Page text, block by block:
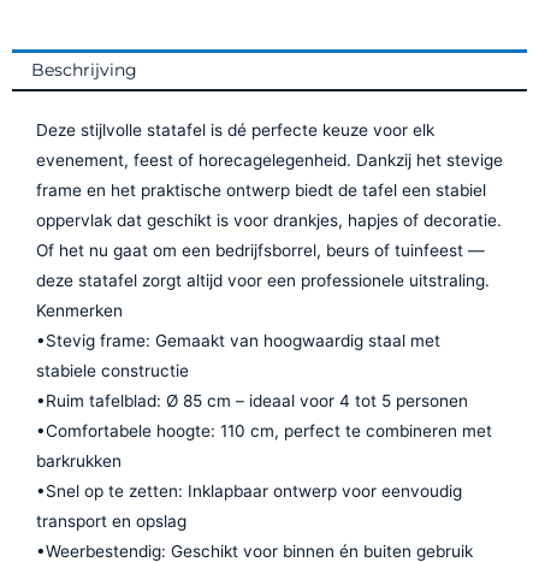
Beschrijving
Deze stijlvolle statafel is dé perfecte keuze voor elk
evenement, feest of horecagelegenheid. Dankzij het stevige
frame en het praktische ontwerp biedt de tafel een stabiel
oppervlak dat geschikt is voor drankjes, hapjes of decoratie.
Of het nu gaat om een bedrijfsborrel, beurs of tuinfeest —
deze statafel zorgt altijd voor een professionele uitstraling.
Kenmerken
•Stevig frame: Gemaakt van hoogwaardig staal met
stabiele constructie
•Ruim tafelblad: Ø 85 cm – ideaal voor 4 tot 5 personen
•Comfortabele hoogte: 110 cm, perfect te combineren met
barkrukken
•Snel op te zetten: Inklapbaar ontwerp voor eenvoudig
transport en opslag
•Weerbestendig: Geschikt voor binnen én buiten gebruik